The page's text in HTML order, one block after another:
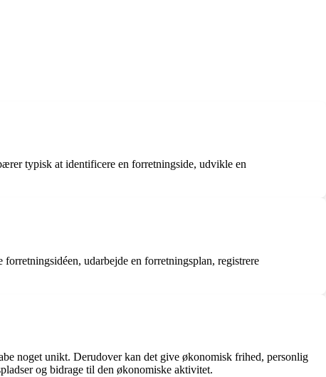
typisk at identificere en forretningside, udvikle en
udarbejde en forretningsplan, registrere
noget unikt. Derudover kan det give økonomisk frihed, personlig
og bidrage til den økonomiske aktivitet.